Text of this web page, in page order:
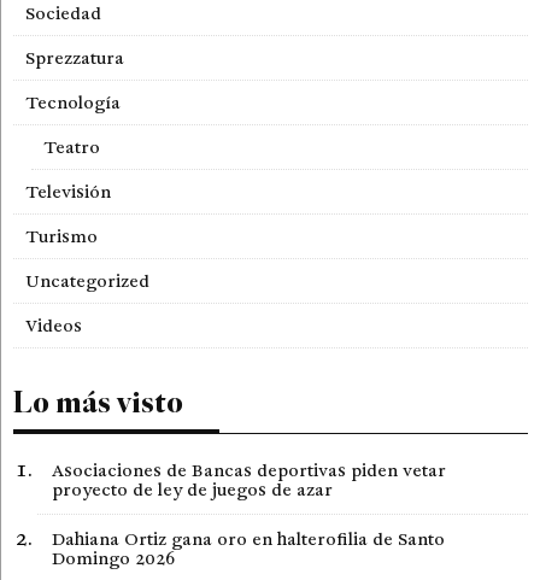
Sociedad
Sprezzatura
Tecnología
Teatro
Televisión
Turismo
Uncategorized
Videos
Lo más visto
Asociaciones de Bancas deportivas piden vetar
proyecto de ley de juegos de azar
Dahiana Ortiz gana oro en halterofilia de Santo
Domingo 2026